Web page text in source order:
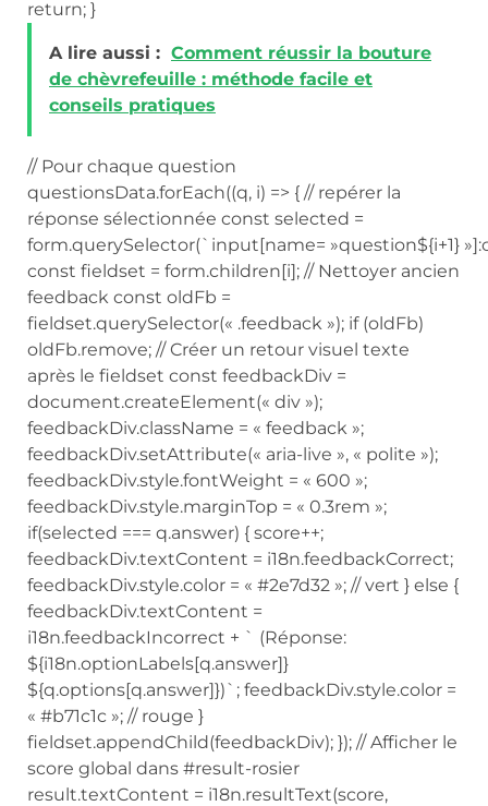
return; }
A lire aussi : Comment réussir la bouture
de chèvrefeuille : méthode facile et
conseils pratiques
// Pour chaque question
questionsData.forEach((q, i) => { // repérer la
réponse sélectionnée const selected =
form.querySelector(`input[name= »question${i+1}
const fieldset = form.children[i]; // Nettoyer ancien
feedback const oldFb =
fieldset.querySelector(« .feedback »); if (oldFb)
oldFb.remove; // Créer un retour visuel texte
après le fieldset const feedbackDiv =
document.createElement(« div »);
feedbackDiv.className = « feedback »;
feedbackDiv.setAttribute(« aria-live », « polite »);
feedbackDiv.style.fontWeight = « 600 »;
feedbackDiv.style.marginTop = « 0.3rem »;
if(selected === q.answer) { score++;
feedbackDiv.textContent = i18n.feedbackCorrect;
feedbackDiv.style.color = « #2e7d32 »; // vert } else {
feedbackDiv.textContent =
i18n.feedbackIncorrect + ` (Réponse:
${i18n.optionLabels[q.answer]}
${q.options[q.answer]})`; feedbackDiv.style.color =
« #b71c1c »; // rouge }
fieldset.appendChild(feedbackDiv); }); // Afficher le
score global dans #result-rosier
result.textContent = i18n.resultText(score,